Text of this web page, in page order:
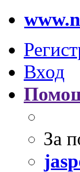
Вход
За